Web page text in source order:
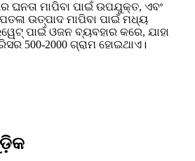
ଘନତା ମାପିବା ପାଇଁ ଉପଯୁକ୍ତ, ଏବଂ
ଉତ୍ପାଦ ମାପିବା ପାଇଁ ମଧ୍ୟ
ପାଇଁ ଓଜନ ବ୍ୟବହାର କରେ, ଯାହା
500-2000 ଗ୍ରାମ ହୋଇଥାଏ।